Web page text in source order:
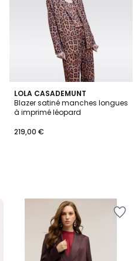
LOLA CASADEMUNT
Blazer satiné manches longues
à imprimé léopard
219,00 €